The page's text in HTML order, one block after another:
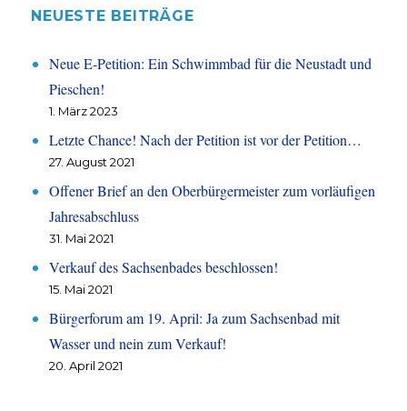
NEUESTE BEITRÄGE
Neue E-Petition: Ein Schwimmbad für die Neustadt und
Pieschen!
1. März 2023
Letzte Chance! Nach der Petition ist vor der Petition…
27. August 2021
Offener Brief an den Oberbürgermeister zum vorläufigen
Jahresabschluss
31. Mai 2021
Verkauf des Sachsenbades beschlossen!
15. Mai 2021
Bürgerforum am 19. April: Ja zum Sachsenbad mit
Wasser und nein zum Verkauf!
20. April 2021